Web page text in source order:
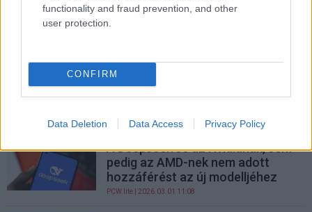
functionality and fraud prevention, and other
user protection.
CONFIRM
Data Deletion Data Access Privacy Policy
Ne add fel gamer PC-s álmaidat! A
Radeon RX 9000-széria kihúzhat a
Szinte egyeduralkodó lett az
Nvidia a videokártya-piacon
A Deepseek se az Nvidiának, sem
pedig az AMD-nek nem adott
hozzáférést az új modelljéhez
PCW.lite | 2026.03.01 11:08